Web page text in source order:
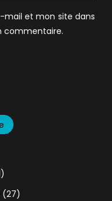
mail et mon site dans
commentaire.
(27)